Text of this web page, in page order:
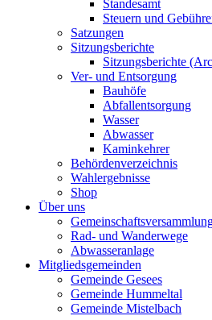
Standesamt
Steuern und
Satzungen
Sitzungsberichte
Sitzungsberichte
Ver- und Entsorgung
Bauhöfe
Abfallentsorgung
Wasser
Abwasser
Kaminkehrer
Behördenverzeichnis
Wahlergebnisse
Shop
Über uns
Rad- und Wanderwege
Abwasseranlage
Mitgliedsgemeinden
Gemeinde Gesees
Gemeinde Hummeltal
Gemeinde Mistelbach